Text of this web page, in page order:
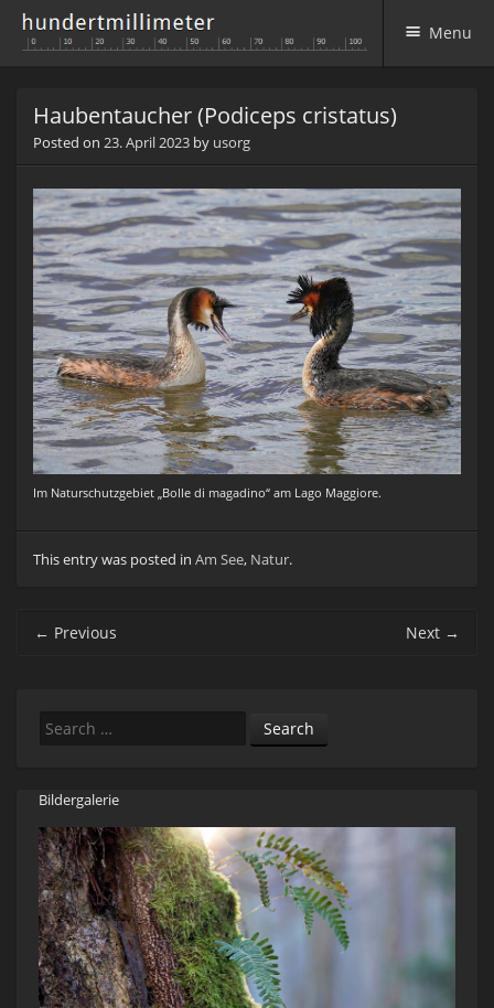
Menu
Haubentaucher (Podiceps cristatus)
Posted on 23. April 2023 by usorg
Im Naturschutzgebiet „Bolle di magadino“ am Lago Maggiore.
This entry was posted in Am See, Natur.
Post navigation
← Previous Next →
Search
Bildergalerie